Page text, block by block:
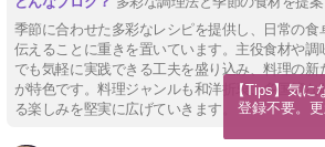
季節に合わせた多彩なレシピを提供し、日常の食
伝えることに重きを置いています。主役食材や調
でも気軽に実践できる工夫を盛り込み、料理の
が特色です。料理ジャンルも和洋折衷、多国籍な
る楽しみを堅実に広げていきます。
【Tips】気に
登録不要。